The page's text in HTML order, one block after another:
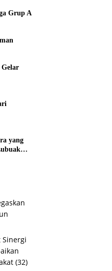
Grup A
yang
Sinergi
(32)